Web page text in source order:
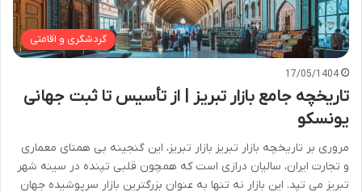
گردشگری و اقامتی
17/05/1404
تاریخچه جامع بازار تبریز | از تأسیس تا ثبت جهانی
یونسکو
مروری بر تاریخچه بازار تبریز بازار تبریز، این گنجینه بی همتای معماری
و تجارت ایران، سالیان درازی است که همچون قلبی تپنده در سینه شهر
تبریز می تپد. این بازار نه تنها به عنوان بزرگترین بازار سرپوشیده جهان